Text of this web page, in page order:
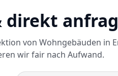
direkt
von Wohngebäuden in
wir fair nach Aufwand.